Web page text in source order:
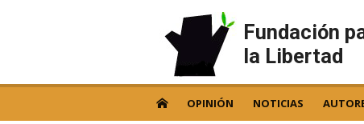
Fundación
la Libertad
OPINIÓN NOTICIAS